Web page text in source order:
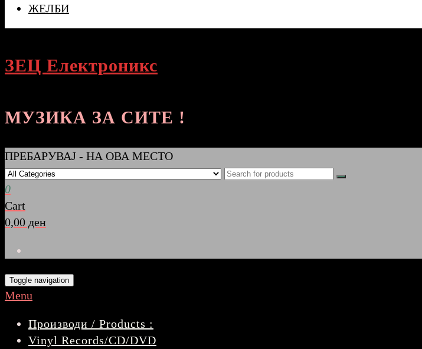
ЖЕЛБИ
ЗЕЦ Електроникс
МУЗИКА ЗА СИТЕ !
ПРЕБАРУВАЈ - НА ОВА МЕСТО
0
Cart
0,00 ден
Toggle navigation
Menu
Производи / Products :
Vinyl Records/CD/DVD